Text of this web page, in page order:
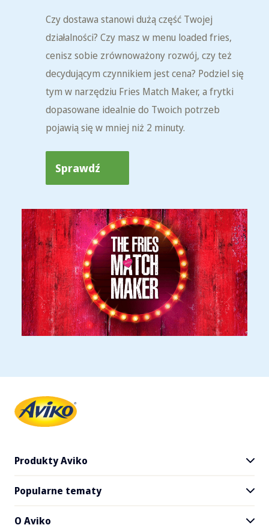
Czy dostawa stanowi dużą część Twojej
działalności? Czy masz w menu loaded fries,
cenisz sobie zrównoważony rozwój, czy też
decydującym czynnikiem jest cena? Podziel się
tym w narzędziu Fries Match Maker, a frytki
dopasowane idealnie do Twoich potrzeb
pojawią się w mniej niż 2 minuty.
Sprawdź
Produkty Aviko
Wszystkie produkty
Frytki Aviko SuperCrunch
Popularne tematy
Jedzenie na dowóz i na wynos
O Aviko